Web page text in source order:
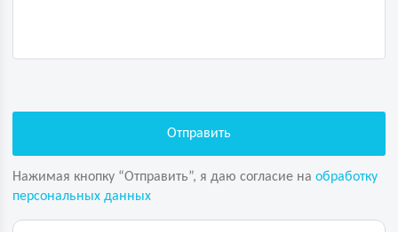
Нажимая кнопку “Отправить”, я даю согласие на обработку
персональных данных